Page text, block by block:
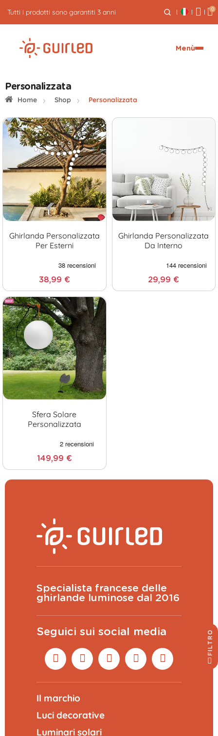
Tutti i prodotti sono garantiti 3 anni 0
Menù
Personalizzata
Home Shop Personalizzata
Ghirlanda Personalizzata
Per Esterni
38,99 €
Ghirlanda Personalizzata
Da Interno
29,99 €
Sfera Solare
Personalizzata
149,99 €
Specialista francese delle
ghirlande luminose dal 2016
Seguici sui social media
Il marchio
Luci decorative
Luminari solari
FILTRO